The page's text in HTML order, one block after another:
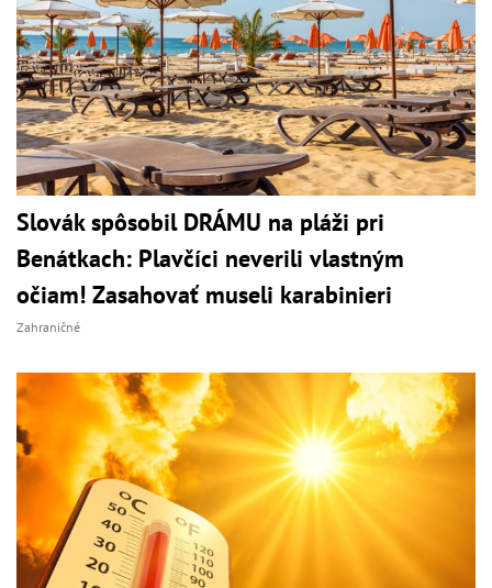
Slovák spôsobil DRÁMU na pláži pri
Benátkach: Plavčíci neverili vlastným
očiam! Zasahovať museli karabinieri
Zahraničné